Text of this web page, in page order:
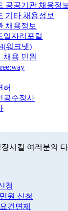
공공기관 채용정보
기타 채용정보
채용정보
일자리포털
워크넷)
채용 민원
허
공수정사
시킬 여러분의
청
민원 신청
요건면제